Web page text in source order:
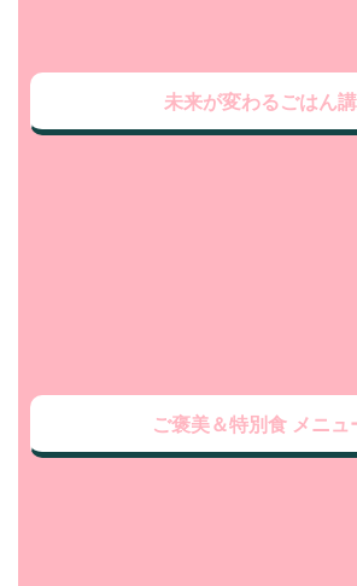
未来が変わるごはん
ご褒美＆特別食 メニュ